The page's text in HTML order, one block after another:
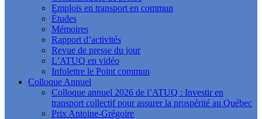
Emplois en transport en commun
Études
Mémoires
Rapport d’activités
Revue de presse du jour
L’ATUQ en vidéo
Infolettre le Point commun
Colloque Annuel
Colloque annuel 2026 de l’ATUQ : Investir en
transport collectif pour assurer la prospérité au Québec
Prix Antoine-Grégoire